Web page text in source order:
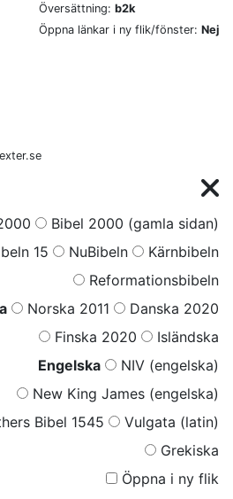
Översättning: b2k
Öppna länkar i ny flik/fönster: Nej
Bibel 2000 (gamla sidan)
15 NuBibeln
Kärnbibeln
Reformationsbibeln
Norska 2011
Danska 2020
Finska 2020
Isländska
Engelska
NIV (engelska)
New King James (engelska)
Bibel 1545
Vulgata (latin)
Grekiska
Öppna i ny flik